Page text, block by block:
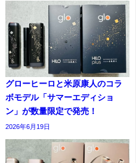
グローヒーロと米原康人のコラ
ボモデル「サマーエディショ
ン」が数量限定で発売！
2026年6月19日